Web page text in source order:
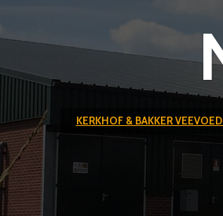
KERKHOF & BAKKER